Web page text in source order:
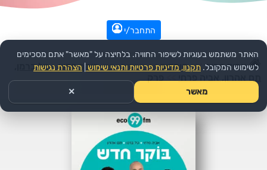
התחבר/י
עמוד הבית >> קומדיה >>הפודקאסט: בוקר חדש - טל ברמן,
האתר משתמש בעוגיות לשיפור החוויה. בלחיצה על "מאשר" אתם מסכימים
לשימוש המקובל. תקנון, מדיניות פרטיות ותנאי שימוש הצהרת נגישות
מאשר ✕